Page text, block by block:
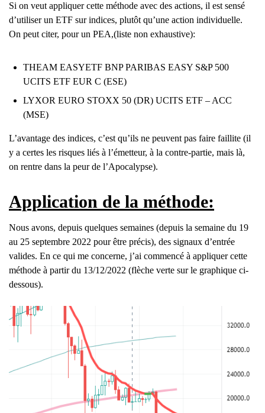
Si on veut appliquer cette méthode avec des actions, il est sensé
d’utiliser un ETF sur indices, plutôt qu’une action individuelle.
On peut citer, pour un PEA,(liste non exhaustive):
THEAM EASYETF BNP PARIBAS EASY S&P 500
UCITS ETF EUR C (ESE)
LYXOR EURO STOXX 50 (DR) UCITS ETF – ACC
(MSE)
L’avantage des indices, c’est qu’ils ne peuvent pas faire faillite (il
y a certes les risques liés à l’émetteur, à la contre-partie, mais là,
on rentre dans la peur de l’Apocalypse).
Application de la méthode:
Nous avons, depuis quelques semaines (depuis la semaine du 19
au 25 septembre 2022 pour être précis), des signaux d’entrée
valides. En ce qui me concerne, j’ai commencé à appliquer cette
méthode à partir du 13/12/2022 (flèche verte sur le graphique ci-
dessous).